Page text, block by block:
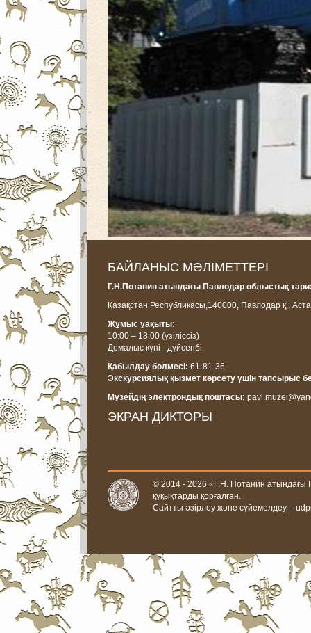
БАЙЛАНЫС МӘЛІМЕТТЕРІ
Г.Н.Потанин атындағы Павлодар облыстық
Қазақстан Республикасы,140000, Павлодар қ.,
Жұмыс уақыты:
10:00 – 18:00 (үзіліссіз)
Демалыс күні - дүйсенбі
Қабылдау бөлмесі: 61-81-36
Экскурсиялық қызмет көрсету үшін тапсырыс
Музейдің электрондық поштасы:
ЭКРАН ДИКТОРЫ
© 2014 - 2026 «Г.Н. Потанин атындағы
құқықтарды қорғалған.
Сайтты әзірлеу және сүйемелдеу –